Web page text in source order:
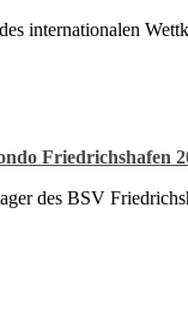
internationalen
Friedrichshafen
des BSV